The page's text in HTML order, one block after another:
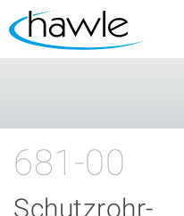
681-00
Schutzrohr-